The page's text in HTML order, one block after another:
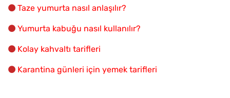
Taze yumurta nasıl anlaşılır?
Yumurta kabuğu nasıl kullanılır?
Kolay kahvaltı tarifleri
Karantina günleri için yemek tarifleri